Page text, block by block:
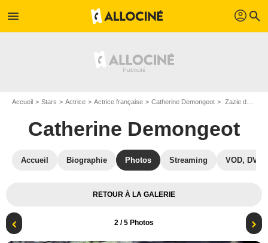
menu profil search
Accueil Stars Actrice Actrice française Catherine Demongeot Zazie dans le métro : Photo Catherine Demongeot
Catherine Demongeot
Accueil Biographie Photos Streaming VOD, DVD
RETOUR À LA GALERIE
2 / 5 Photos